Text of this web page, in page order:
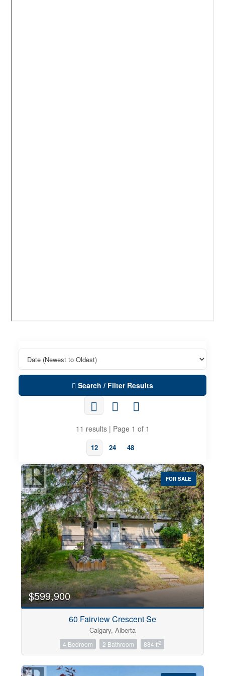
Search / Filter Results
11 results | Page 1 of 1
12 24 48
Property Type
Business Type
Transaction Type
Construction Style
FOR SALE
$599,900
60 Fairview Crescent Se
Calgary, Alberta
4 Bedroom 2 Bathroom 884 ft2